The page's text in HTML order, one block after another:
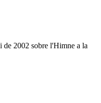
de 2002 sobre l'Himne a la